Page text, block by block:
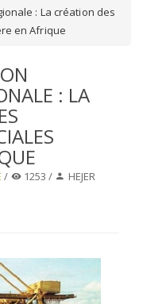
: La création des
en Afrique
: LA
/ 1253 / HEJER